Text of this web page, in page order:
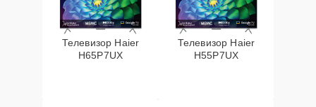
Телевизор Haier
H65P7UX
Телевизор Haier
H55P7UX